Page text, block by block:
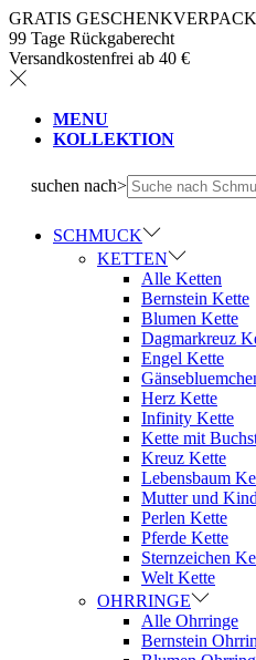
GRATIS
99 Tage Rückgaberecht
Versandkostenfrei ab 40 €
MENU
KOLLEKTION
suchen nach>
SCHMUCK
KETTEN
Alle Ketten
Bernstein Kette
Blumen Kette
Dagmarkreuz
Engel Kette
Herz Kette
Infinity Kette
Kette mit
Kreuz Kette
Lebensbaum
Mutter und
Perlen Kette
Pferde Kette
Sternzeichen
Welt Kette
OHRRINGE
Alle Ohrringe
Bernstein